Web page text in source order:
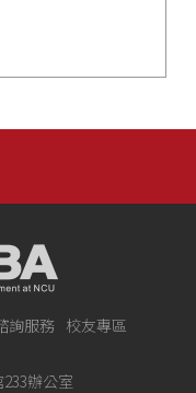
詢服務 校友專區
辦公室